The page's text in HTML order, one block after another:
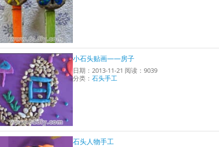
小石头贴画——房子
日期：2013-11-21 阅读：9039
分类：石头手工
石头人物手工